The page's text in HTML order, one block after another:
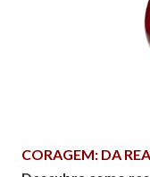
CORAGEM: DA